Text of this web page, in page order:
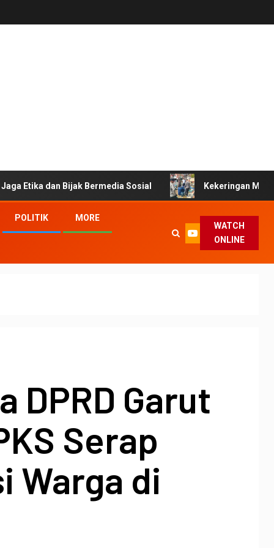
Bijak Bermedia Sosial Kekeringan Melanda
POLITIK
MORE
WATCH
ONLINE
DPRD Garut
Serap
Warga di